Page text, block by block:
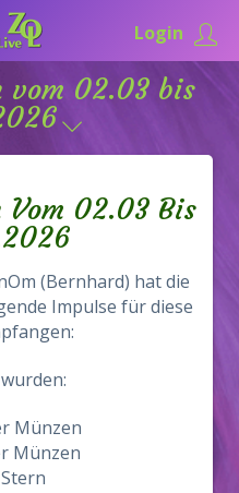
Login
vom 02.03 bis
Vom 02.03 Bis
(Bernhard) hat die
Impulse für diese
Münzen
Münzen